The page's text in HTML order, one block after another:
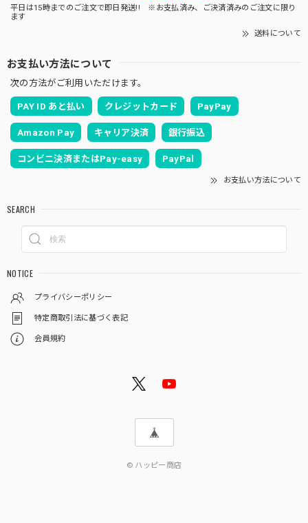
平日は15時までのご注文で即日発送!! ※お支払済み、ご決済済みのご注文に限り
ます
送料について
お支払い方法について
次の方法がご利用いただけます。
PAY ID あと払い クレジットカード PayPay
Amazon Pay キャリア決済 銀行振込
コンビニ決済またはPay-easy PayPal
お支払い方法について
SEARCH
NOTICE
プライバシーポリシー
特定商取引法に基づく表記
会員規約
© ハッピー商店